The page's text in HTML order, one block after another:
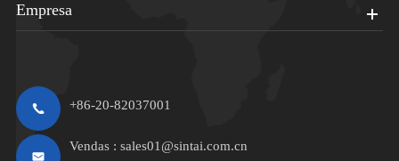
Empresa
+86-20-82037001
Vendas : sales01@sintai.com.cn